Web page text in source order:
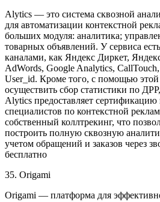
Alytics — это система сквозной
для автоматизации контекстной
больших модуля: аналитика;
товарных объявлений. У сервиса
каналами, как Яндекс Диркет,
AdWords, Google Analytics,
User_id. Кроме того, с помощью
осуществить сбор статистики по
Alytics предоставляет сертификацию
специалистов по контекстной
собственный коллтрекинг, что
построить полную сквозную
учетом обращений и заказов через
бесплатно
35. Origami
Origami — платформа для